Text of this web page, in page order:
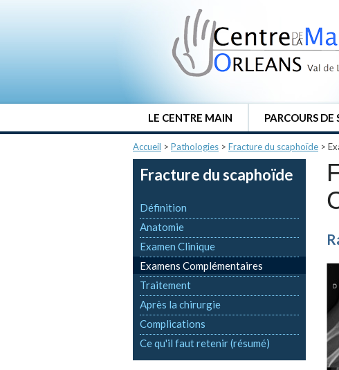
LE CENTRE MAIN PARCOURS DE
Accueil > Pathologies > Fracture du scaphoïde >
Fracture du scaphoïde
Définition
Anatomie
Examen Clinique
Examens Complémentaires
Traitement
Après la chirurgie
Complications
Ce qu'il faut retenir (résumé)